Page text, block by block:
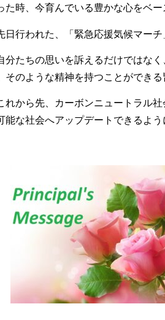
た時、今育んでいる豊かな心をベ
行われた、「緊急応援気候マーチ
たちの思いを訴えるだけではなく
そのような精神を持つことができる
から先、カーボンニュートラル社
能な社会へアップデートできるよ